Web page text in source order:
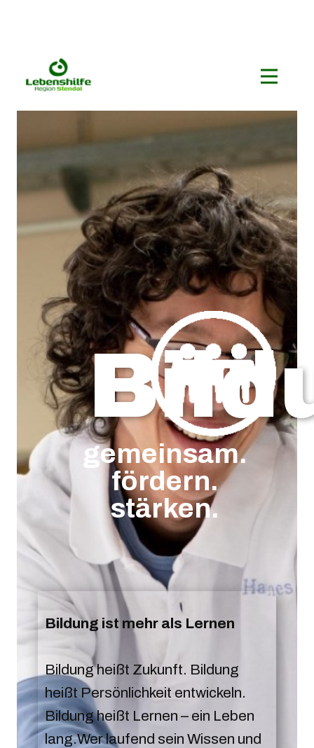
gemeinsam.
fördern.
stärken.
Bildung ist mehr als Lernen
Bildung heißt Zukunft. Bildung
heißt Persönlichkeit entwickeln.
Bildung heißt Lernen – ein Leben
lang.Wer laufend sein Wissen und